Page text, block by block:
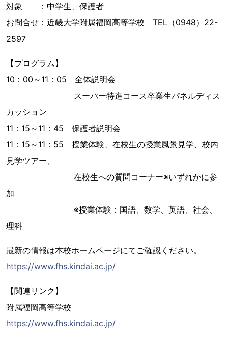
対象 ：中学生、保護者
お問合せ：近畿大学附属福岡高等学校 TEL（0948）22-
2597
【プログラム】
10：00～11：05 全体説明会
スーパー特進コース卒業生パネルディス
カッション
11：15～11：45 保護者説明会
11：15～11：55 授業体験、在校生の授業風景見学、校内
見学ツアー、
在校生への質問コーナー※いずれかに参
加
※授業体験：国語、数学、英語、社会、
理科
最新の情報は本校ホームページにてご確認ください。
https://www.fhs.kindai.ac.jp/
【関連リンク】
附属福岡高等学校
https://www.fhs.kindai.ac.jp/